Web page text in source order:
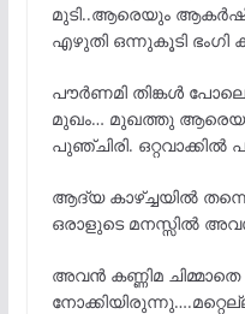
മുടി..ആരെയും
എഴുതി ഒന്നുകൂടി ഭംഗി
പൗർണമി തിങ്കൾ
മുഖം… മുഖത്തു ആരെയും
പുഞ്ചിരി.
ആദ്യ കാഴ്ച്ചയിൽ
ഒരാളുടെ മനസ്സിൽ
അവൻ കണ്ണിമ